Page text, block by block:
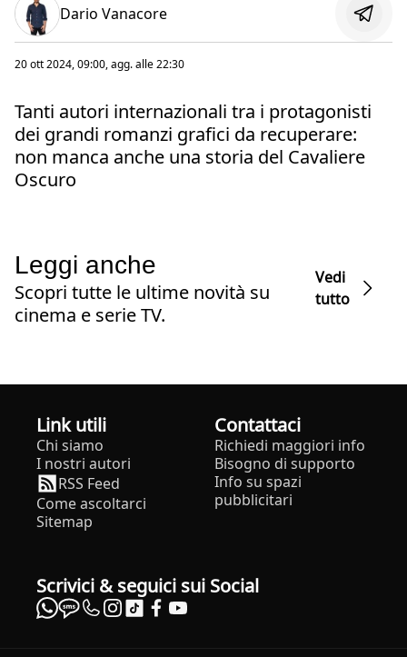
Dario Vanacore
20 ott 2024, 09:00, agg. alle22:30
Tanti autori internazionali tra i protagonisti
dei grandi romanzi grafici da recuperare:
non manca anche una storia del Cavaliere
Oscuro
Leggi anche
Scopri tutte le ultime novità su
cinema e serie TV.
Vedi
tutto
Link utili
Chi siamo
I nostri autori
RSS Feed
Come ascoltarci
Sitemap
Contattaci
Richiedi maggiori info
Bisogno di supporto
Info su spazi
pubblicitari
Scrivici & seguici sui Social